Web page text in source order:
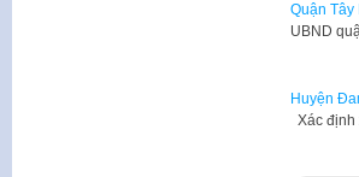
Quận Tây
UBND
Huyện
Xác